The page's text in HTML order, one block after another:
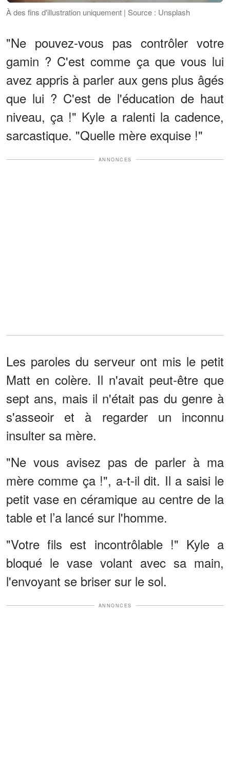
À des fins d'illustration uniquement | Source : Unsplash
"Ne pouvez-vous pas contrôler votre
gamin ? C'est comme ça que vous lui
avez appris à parler aux gens plus âgés
que lui ? C'est de l'éducation de haut
niveau, ça !" Kyle a ralenti la cadence,
sarcastique. "Quelle mère exquise !"
ANNONCES
Les paroles du serveur ont mis le petit
Matt en colère. Il n'avait peut-être que
sept ans, mais il n'était pas du genre à
s'asseoir et à regarder un inconnu
insulter sa mère.
"Ne vous avisez pas de parler à ma
mère comme ça !", a-t-il dit. Il a saisi le
petit vase en céramique au centre de la
table et l’a lancé sur l'homme.
"Votre fils est incontrôlable !" Kyle a
bloqué le vase volant avec sa main,
l'envoyant se briser sur le sol.
ANNONCES